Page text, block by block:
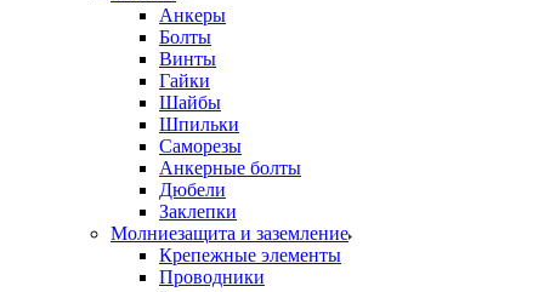
Анкеры
Болты
Винты
Гайки
Шайбы
Шпильки
Саморезы
Анкерные болты
Дюбели
Заклепки
Молниезащита и заземление
Крепежные элементы
Проводники